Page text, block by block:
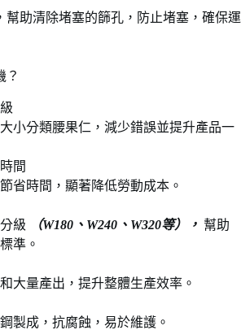
幫助清除堵塞的篩孔，防止堵塞，確保運
？
小分類腰果仁，減少錯誤並提升產品一
間
省時間，顯著降低勞動成本。
級
（W180、W240、W320等）， 幫助
準。
大量產出，提升整體生產效率。
製成，抗腐蝕，易於維護。